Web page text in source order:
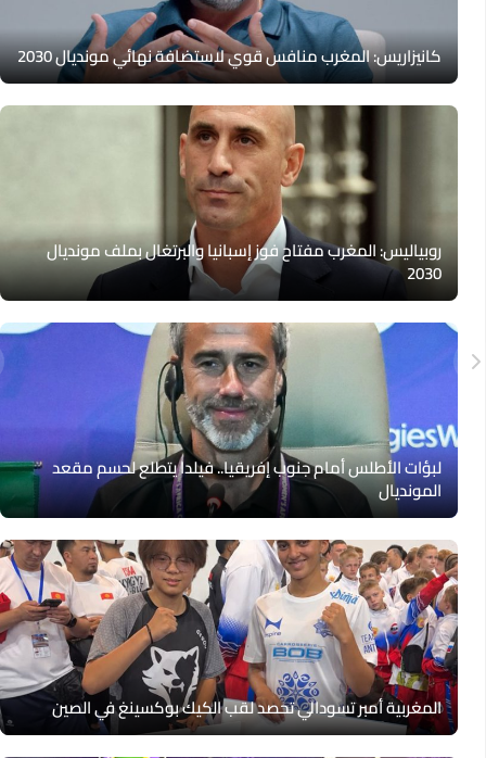
كانيزاريس: المغرب منافس قوي لاستضافة نهائي مونديال 2030
روبياليس: المغرب مفتاح فوز إسبانيا والبرتغال بملف مونديال
2030
لبؤات الأطلس أمام جنوب إفريقيا.. فيلدا يتطلع لحسم مقعد
المونديال
المغربية أمبر تسودالي تحصد لقب الكيك بوكسينغ في الصين